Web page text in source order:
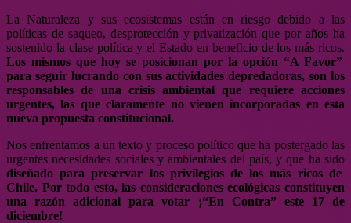
La Naturaleza y sus ecosistemas están en riesgo debido a las
políticas de saqueo, desprotección y privatización que por años ha
sostenido la clase política y el Estado en beneficio de los más ricos.
Los mismos que hoy se posicionan por la opción “A Favor”
para seguir lucrando con sus actividades depredadoras, son los
responsables de una crisis ambiental que requiere acciones
urgentes, las que claramente no vienen incorporadas en esta
nueva propuesta constitucional.
Nos enfrentamos a un texto y proceso político que ha postergado las
urgentes necesidades sociales y ambientales del país, y que ha sido
diseñado para preservar los privilegios de los más ricos de
Chile. Por todo esto, las consideraciones ecológicas constituyen
una razón adicional para votar ¡“En Contra” este 17 de
diciembre!